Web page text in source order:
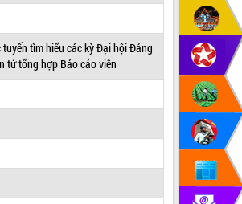
tìm hiểu các kỳ Đại hội Đảng
tử tổng hợp Báo cáo viên